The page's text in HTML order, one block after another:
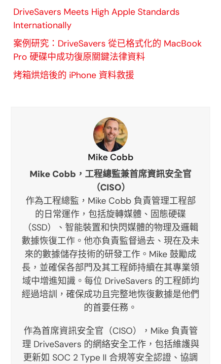
DriveSavers Meets High Apple Standards
Internationally
案例研究：DriveSavers 從已格式化的 MacBook
Pro 硬碟中成功復原關鍵法律資料
烤箱烘焙後的 iPhone 資料救援
Mike Cobb
Mike Cobb，工程總監兼首席資訊安全官
（CISO）
作為工程總監，Mike Cobb 負責管理工程部
的日常運作，包括旋轉媒體、固態硬碟
（SSD）、智能裝置和快閃媒體的物理及邏輯
數據恢復工作。他亦負責監督過去、現在及未
來的數據儲存技術的研發工作。Mike 鼓勵成
長，並確保各部門及其工程師持續在其專業領
域中增進知識。每位 DriveSavers 的工程師均
經過培訓，確保成功且完整地恢復數據是他們
的首要任務。
作為首席資訊安全官（CISO），Mike 負責管
理 DriveSavers 的網絡安全工作，包括維護與
更新如 SOC 2 Type II 合規等安全認證、協調